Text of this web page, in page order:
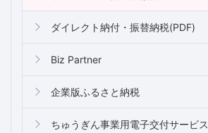
ダイレクト納付・振替納税(PDF)
Biz Partner
企業版ふるさと納税
ちゅうぎん事業用電子交付サービス